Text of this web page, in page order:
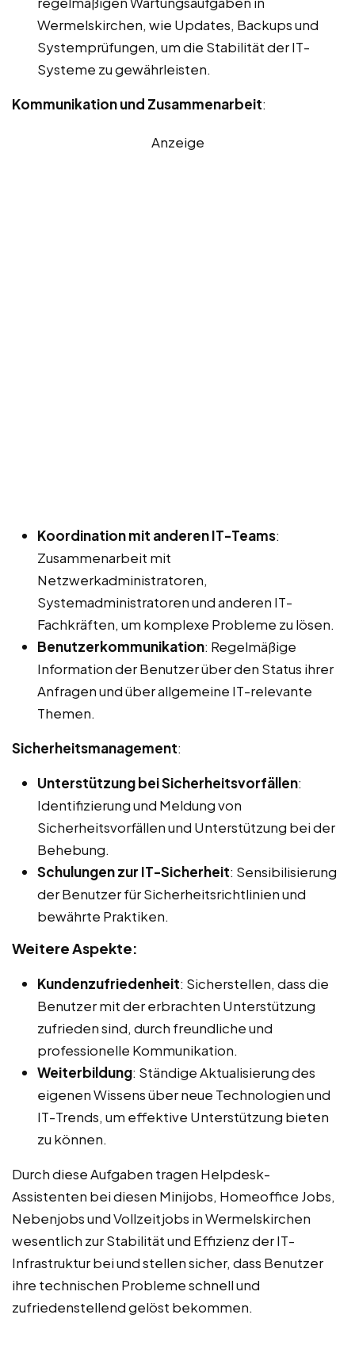
Wermelskirchen, wie Updates, Backups und
Systemprüfungen, um die Stabilität der IT-
Systeme zu gewährleisten.
Kommunikation und Zusammenarbeit:
Anzeige
Koordination mit anderen IT-Teams:
Zusammenarbeit mit
Netzwerkadministratoren,
Systemadministratoren und anderen IT-
Fachkräften, um komplexe Probleme zu lösen.
Benutzerkommunikation: Regelmäßige
Information der Benutzer über den Status ihrer
Anfragen und über allgemeine IT-relevante
Themen.
Sicherheitsmanagement:
Unterstützung bei Sicherheitsvorfällen:
Identifizierung und Meldung von
Sicherheitsvorfällen und Unterstützung bei der
Behebung.
Schulungen zur IT-Sicherheit: Sensibilisierung
der Benutzer für Sicherheitsrichtlinien und
bewährte Praktiken.
Weitere Aspekte:
Kundenzufriedenheit: Sicherstellen, dass die
Benutzer mit der erbrachten Unterstützung
zufrieden sind, durch freundliche und
professionelle Kommunikation.
Weiterbildung: Ständige Aktualisierung des
eigenen Wissens über neue Technologien und
IT-Trends, um effektive Unterstützung bieten
zu können.
Durch diese Aufgaben tragen Helpdesk-
Assistenten bei diesen Minijobs, Homeoffice Jobs,
Nebenjobs und Vollzeitjobs in Wermelskirchen
wesentlich zur Stabilität und Effizienz der IT-
Infrastruktur bei und stellen sicher, dass Benutzer
ihre technischen Probleme schnell und
zufriedenstellend gelöst bekommen.